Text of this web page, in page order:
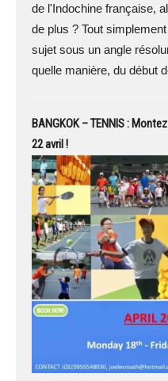
de l'Indochine française,
de plus ? Tout
sujet sous un angle
quelle manière, du début
BANGKOK – TENNIS :
22 avril !